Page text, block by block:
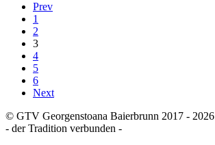
Prev
1
2
3
4
5
6
Next
© GTV Georgenstoana Baierbrunn 2017 - 2026
- der Tradition verbunden -